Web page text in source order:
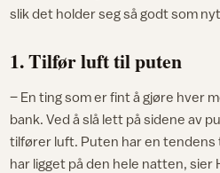
slik det holder seg så godt som
1. Tilfør luft til puten
– En ting som er fint å gjøre hver
bank. Ved å slå lett på sidene av
tilfører luft. Puten har en tendens
har ligget på den hele natten, sier